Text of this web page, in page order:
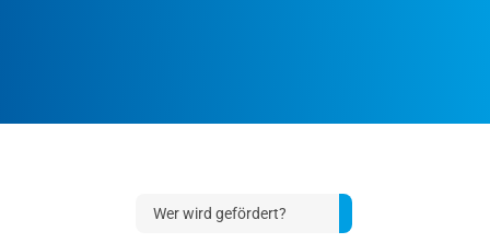
Wer wird gefördert?